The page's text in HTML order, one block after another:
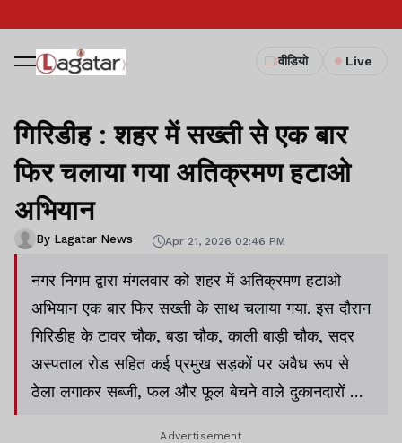
वीडियो Live
गिरिडीह : शहर में सख्ती से एक बार
फिर चलाया गया अतिक्रमण हटाओ
अभियान
By Lagatar News Apr 21, 2026 02:46 PM
नगर निगम द्वारा मंगलवार को शहर में अतिक्रमण हटाओ
अभियान एक बार फिर सख्ती के साथ चलाया गया. इस दौरान
गिरिडीह के टावर चौक, बड़ा चौक, काली बाड़ी चौक, सदर
अस्पताल रोड सहित कई प्रमुख सड़कों पर अवैध रूप से
ठेला लगाकर सब्जी, फल और फूल बेचने वाले दुकानदारों को
Advertisement